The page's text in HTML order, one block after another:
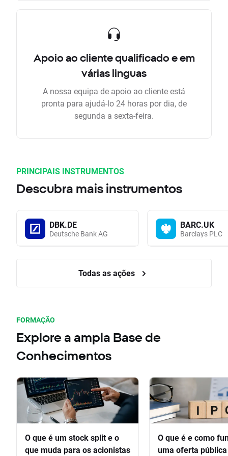
Apoio ao cliente qualificado e em
várias linguas
A nossa equipa de apoio ao cliente está
pronta para ajudá-lo 24 horas por dia, de
segunda a sexta-feira.
PRINCIPAIS INSTRUMENTOS
Descubra mais instrumentos
DBK.DE
Deutsche Bank AG
BARC.UK
Barclays PLC
Todas as ações
FORMAÇÃO
Explore a ampla Base de
Conhecimentos
O que é um stock split e o
que muda para os acionistas
O que é e como
uma oferta